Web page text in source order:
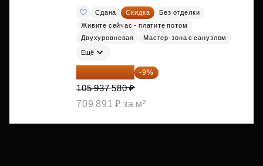
Сдана Скидка
Без отделки
Живите сейчас - платите потом
Двухуровневая
Мастер-зона с санузлом
Ещё
96 403 198 ₽ -9%
105 937 580 ₽
709 891 ₽ за м²